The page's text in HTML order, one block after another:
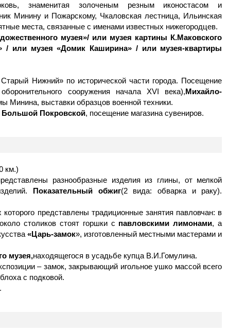
знаменитая золоченым резным иконостасом и
Минину и Пожарскому, Чкаловская лестница, Ильинская
места, связанные с именами известных нижегородцев.
музея»/ или музея картины К.Маковского
/ или музея «Домик Каширина» / или музея-квартиры
Нижний» по исторической части города. Посещение
оборонительного сооружения начала XVI века),Михайло-
Минина, выставки образцов военной техники.
Большой Покровской, посещение магазина сувениров.
км.)
разнообразные изделия из глины, от мелкой
Показательный обжиг(2 вида: обварка и раку).
которого представлены традиционные занятия павловчан: в
столиков стоят горшки с павловскими лимонами, а
«Царь-замок», изготовленный местными мастерами и
музея,находящегося в усадьбе купца В.И.Гомулина.
– замок, закрывающий игольное ушко массой всего
с подковой.